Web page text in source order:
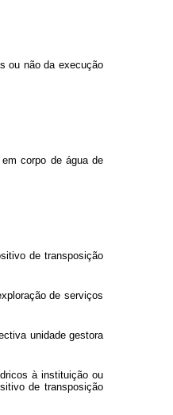
ou não da execução
corpo de água de
de transposição
de serviços
unidade gestora
à instituição ou
de transposição